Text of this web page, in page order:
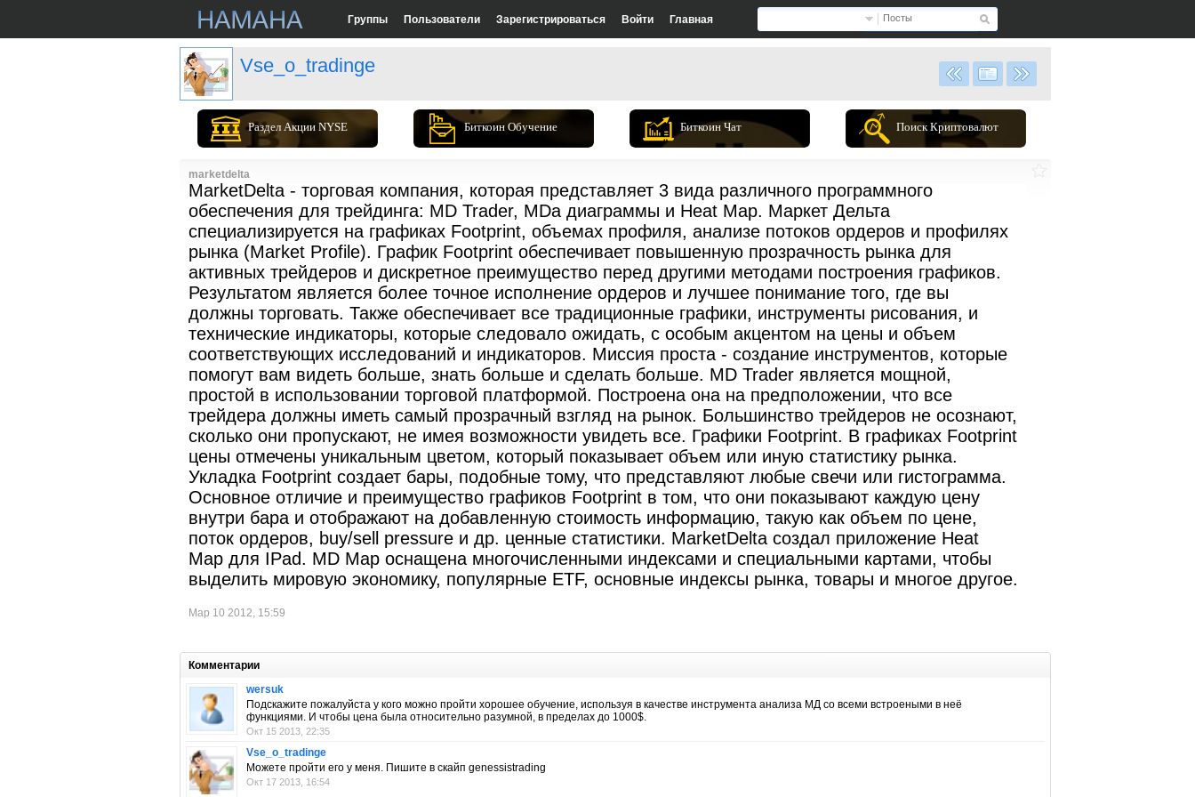
Посты
Группы Пользователи Зарегистрироваться Войти Главная
Vse_o_tradinge
Раздел Акции NYSE Биткоин Обучение Биткоин Чат Поиск Криптовалют
marketdelta
MarketDelta - торговая компания, которая представляет 3 вида различного программного
обеспечения для трейдинга: MD Trader, MDa диаграммы и Heat Map. Маркет Дельта
специализируется на графиках Footprint, объемах профиля, анализе потоков ордеров и профилях
рынка (Market Profile). График Footprint обеспечивает повышенную прозрачность рынка для
активных трейдеров и дискретное преимущество перед другими методами построения графиков.
Результатом является более точное исполнение ордеров и лучшее понимание того, где вы
должны торговать. Также обеспечивает все традиционные графики, инструменты рисования, и
технические индикаторы, которые следовало ожидать, с особым акцентом на цены и объем
соответствующих исследований и индикаторов. Миссия проста - создание инструментов, которые
помогут вам видеть больше, знать больше и сделать больше. MD Trader является мощной,
простой в использовании торговой платформой. Построена она на предположении, что все
трейдера должны иметь самый прозрачный взгляд на рынок. Большинство трейдеров не осознают,
сколько они пропускают, не имея возможности увидеть все. Графики Footprint. В графиках Footprint
цены отмечены уникальным цветом, который показывает объем или иную статистику рынка.
Укладка Footprint создает бары, подобные тому, что представляют любые свечи или гистограмма.
Основное отличие и преимущество графиков Footprint в том, что они показывают каждую цену
внутри бара и отображают на добавленную стоимость информацию, такую как объем по цене,
поток ордеров, buy/sell pressure и др. ценные статистики. MarketDelta создал приложение Heat
Map для IPad. MD Map оснащена многочисленными индексами и специальными картами, чтобы
выделить мировую экономику, популярные ETF, основные индексы рынка, товары и многое другое.
Мар 10 2012, 15:59
Комментарии
wersuk
Подскажите пожалуйста у кого можно пройти хорошее обучение, используя в качестве инструмента анализа МД со всеми встроеными в неё
функциями. И чтобы цена была относительно разумной, в пределах до 1000$.
Окт 15 2013, 22:35
Vse_o_tradinge
Можете пройти его у меня. Пишите в скайп genessistrading
Окт 17 2013, 16:54